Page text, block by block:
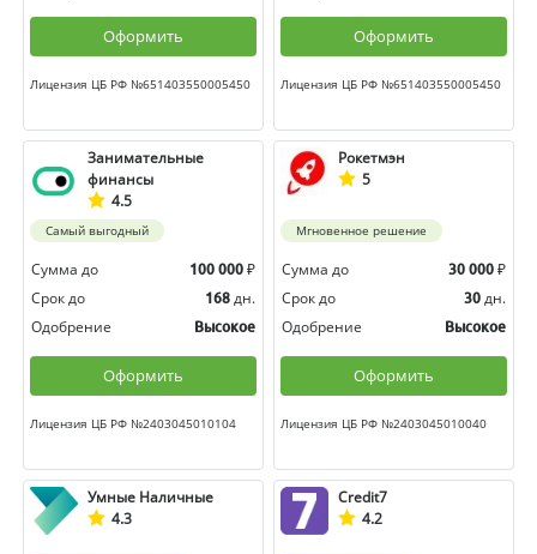
Оформить
Лицензия ЦБ РФ №651403550005450
Оформить
Лицензия ЦБ РФ №651403550005450
Занимательные
финансы
4.5
Самый выгодный
Сумма до 100 000 ₽
Срок до
168 дн.
Одобрение
Высокое
Оформить
Лицензия ЦБ РФ №2403045010104
Рокетмэн
5
Мгновенное решение
Сумма до 30 000 ₽
Срок до
30 дн.
Одобрение
Высокое
Оформить
Лицензия ЦБ РФ №2403045010040
Умные Наличные
4.3
Credit7
4.2